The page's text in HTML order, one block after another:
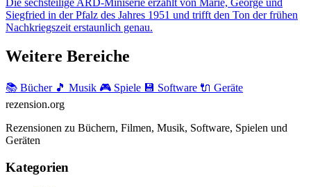
Siegfried in der Pfalz des Jahres 1951 und trifft den Ton der frühen
Nachkriegszeit erstaunlich genau.
Weitere Bereiche
📚 Bücher 🎵 Musik 🎮 Spiele 💾 Software 🔌 Geräte
rezension.org
Rezensionen zu Büchern, Filmen, Musik, Software, Spielen und
Geräten
Kategorien